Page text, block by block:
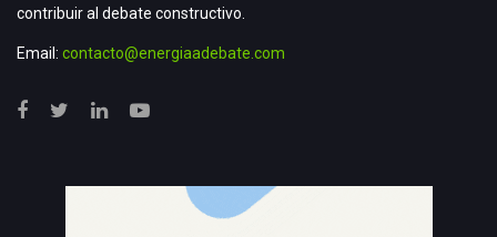
contribuir al debate constructivo.
Email: contacto@energiaadebate.com